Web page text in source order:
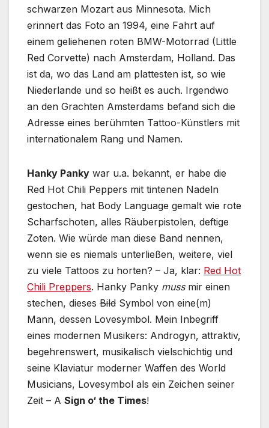
schwarzen Mozart aus Minnesota. Mich
erinnert das Foto an 1994, eine Fahrt auf
einem geliehenen roten BMW-Motorrad (Little
Red Corvette) nach Amsterdam, Holland. Das
ist da, wo das Land am plattesten ist, so wie
Niederlande und so heißt es auch. Irgendwo
an den Grachten Amsterdams befand sich die
Adresse eines berühmten Tattoo-Künstlers mit
internationalem Rang und Namen.
Hanky Panky war u.a. bekannt, er habe die
Red Hot Chili Peppers mit tintenen Nadeln
gestochen, hat Body Language gemalt wie rote
Scharfschoten, alles Räuberpistolen, deftige
Zoten. Wie würde man diese Band nennen,
wenn sie es niemals unterließen, weitere, viel
zu viele Tattoos zu horten? – Ja, klar: Red Hot
Chili Preppers. Hanky Panky mussmir einen
stechen, dieses Bild Symbol von eine(m)
Mann, dessen Lovesymbol. Mein Inbegriff
eines modernen Musikers: Androgyn, attraktiv,
begehrenswert, musikalisch vielschichtig und
seine Klaviatur moderner Waffen des World
Musicians, Lovesymbol als ein Zeichen seiner
Zeit – A Sign o‘ the Times!